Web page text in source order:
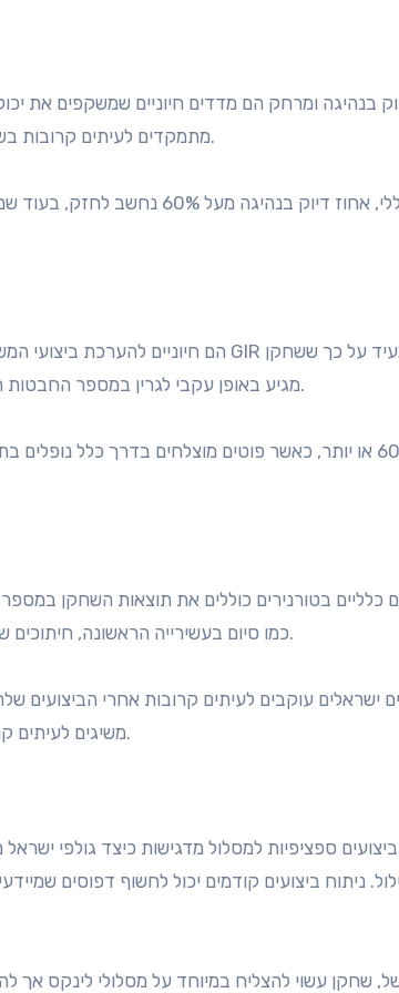
בנהיגה ומרחק הם מדדים חיוניים שמשקפים את
מתמקדים לעיתים קרובות בשמירה על איזון בין מרחק לדיוק כדי למקסם את פוטנציאל הניקוד שלהם.
מגיע באופן עקבי לגרין במספר החבטות הצפוי, בעוד שפוטינג יעיל יכול להוריד באופן משמעותי את הניקוד הכולל.
כלליים בטורנירים כוללים את תוצאות השחקן
כמו סיום בעשירייה הראשונה, חיתוכים שנעשו ומיקומים ממוצעים מספקים תובנות לגבי היתרון התחרותי של גולף.
ישראלים עוקבים לעיתים קרובות אחרי הביצועים
משיגים לעיתים קרובות מספר סיומים בעשירייה הראשונה בטורנירים מקומיים ובינלאומיים.
ספציפיות למסלול מדגישות כיצד גולפי
ניתוח ביצועים קודמים יכול לחשוף דפוסים
שחקן עשוי להצליח במיוחד על מסלולי לינקס אך